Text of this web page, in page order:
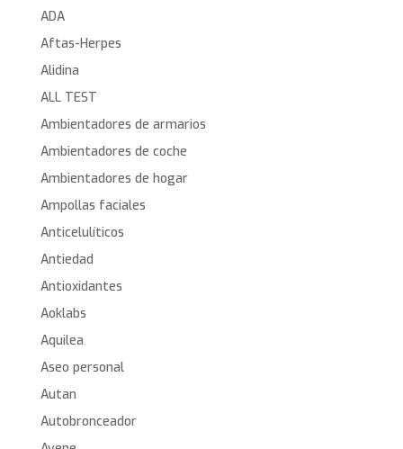
ADA
Aftas-Herpes
Alidina
ALL TEST
Ambientadores de armarios
Ambientadores de coche
Ambientadores de hogar
Ampollas faciales
Anticelulíticos
Antiedad
Antioxidantes
Aoklabs
Aquilea
Aseo personal
Autan
Autobronceador